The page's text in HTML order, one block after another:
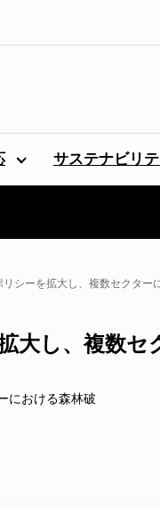
サステナビリ
リシーを拡大し、複数セクタ
大し、複数セ